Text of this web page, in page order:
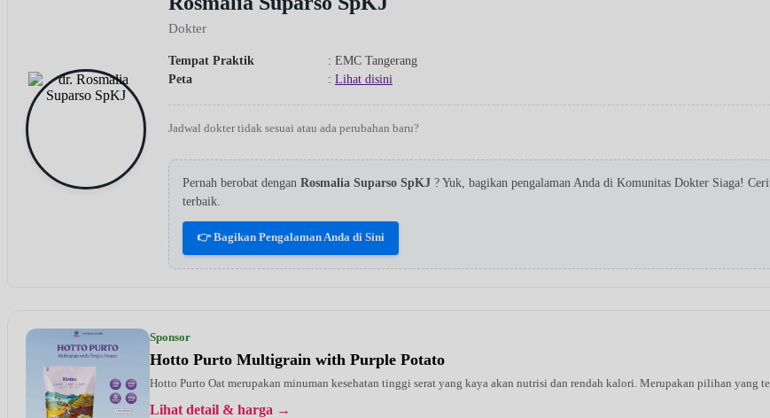
Dokter
Tempat Praktik
: EMC Tangerang
Peta
: Lihat disini
Jadwal dokter tidak sesuai atau ada perubahan baru?
Pernah berobat dengan Rosmalia Suparso SpKJ ? Yuk, bagikan pengalaman Anda di Komunitas Dokter Siaga!
terbaik.
👉 Bagikan Pengalaman Anda di Sini
Sponsor
Hotto Purto Multigrain with Purple Potato
Hotto Purto Oat merupakan minuman kesehatan tinggi serat yang kaya akan nutrisi dan rendah kalori. Merupakan pilihan yang
Lihat detail & harga →